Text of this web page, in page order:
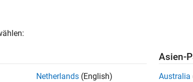
Netherlands (English)
Asien-
Australia